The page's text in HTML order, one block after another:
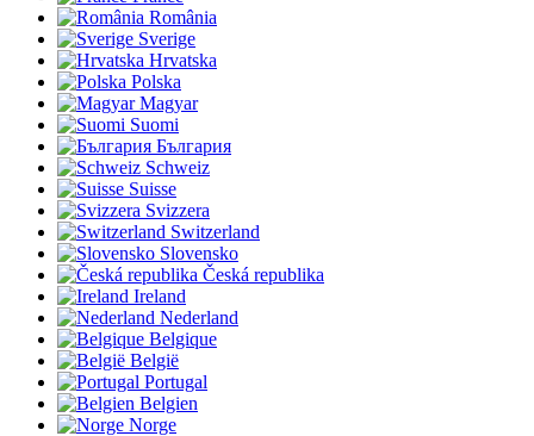
România
Sverige
Hrvatska
Polska
Magyar
Suomi
България
Schweiz
Suisse
Svizzera
Switzerland
Slovensko
Česká republika
Ireland
Nederland
Belgique
België
Portugal
Belgien
Norge